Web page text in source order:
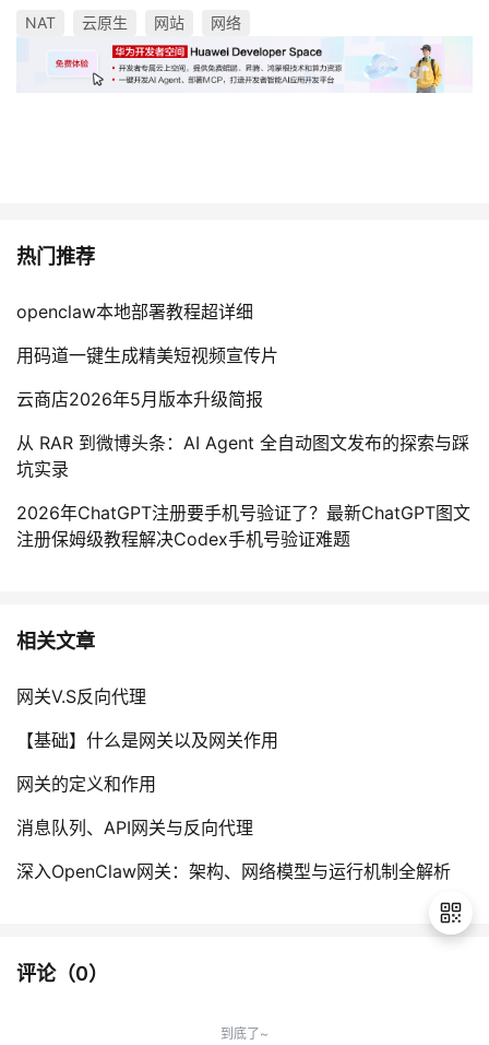
NAT 云原生 网站 网络
热门推荐
openclaw本地部署教程超详细
用码道一键生成精美短视频宣传片
云商店2026年5月版本升级简报
从 RAR 到微博头条：AI Agent 全自动图文发布的探索与踩
坑实录
2026年ChatGPT注册要手机号验证了？最新ChatGPT图文
注册保姆级教程解决Codex手机号验证难题
相关文章
网关V.S反向代理
【基础】什么是网关以及网关作用
网关的定义和作用
消息队列、API网关与反向代理
深入OpenClaw网关：架构、网络模型与运行机制全解析
评论（0）
到底了~